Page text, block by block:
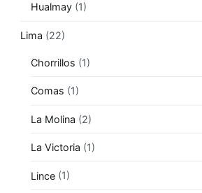
Hualmay(1)
Lima (22)
Chorrillos (1)
Comas (1)
La Molina (2)
La Victoria (1)
Lince(1)